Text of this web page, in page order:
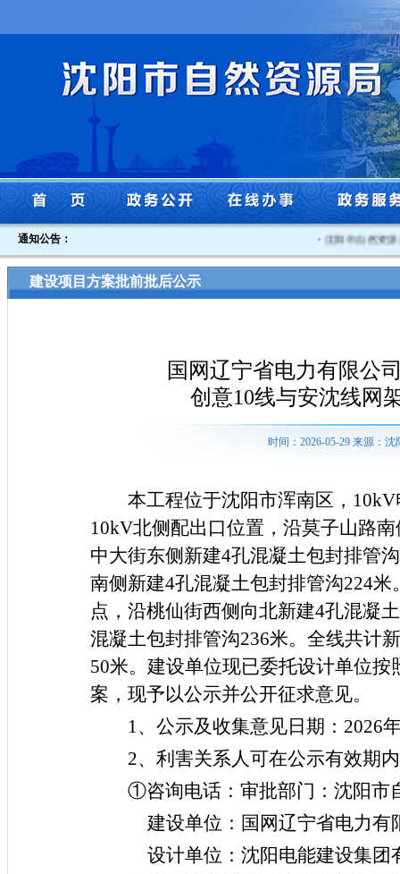
通知公告： 沈阳市自然资源
建设项目方案批前批后公示
国网辽宁省电力有限公
创意10线与安沈线网
时间：2026-05-29 来源：
本工程位于沈阳市浑南区，
10kV北侧配出口位置，沿莫子山路
中大街东侧新建4孔混凝土包封排管
南侧新建4孔混凝土包封排管沟224
点，沿桃仙街西侧向北新建4孔混凝
混凝土包封排管沟236米。全线共计
50米。建设单位现已委托设计单位
案，现予以公示并公开征求意见。
1、 公示及收集意见日期： 2026
2、 利害关系人可在公示有效期
①咨询电话：审批部门：沈阳市
建设单位：国网辽宁省电力有
设计单位：沈阳电能建设集团